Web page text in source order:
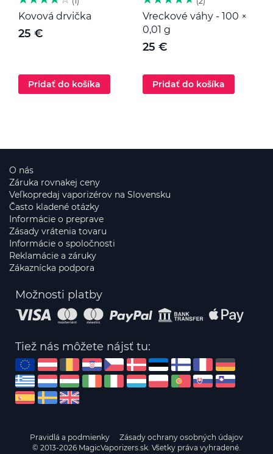
Kovová drvička
25 €
Pridať do košíka
Vreckové váhy - 100 ×
0,01 g
25 €
Pridať do košíka
O nás
Záruka rovnakej ceny
Veľkopredaj vaporizérov na Slovensku
Často kladené otázky
Informácie o preprave
Zásady vrátenia tovaru
Informácie o spoločnosti
Reklamácie a záruky
Zákaznícka podpora
Možnosti platby
Tiež nás môžete nájsť tu:
Pravidlá a podmienky
Zásady ochrany osobných údajov
© 2013-2026 MagicVaporizers.sk. Všetky práva vyhradené.